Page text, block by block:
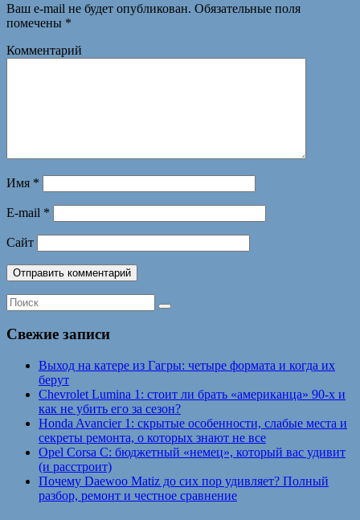
Ваш e-mail не будет опубликован. Обязательные поля
помечены *
Комментарий
Имя *
E-mail *
Сайт
Свежие записи
Выход на катере из Гагры: четыре формата и когда их
берут
Chevrolet Lumina 1: стоит ли брать «американца» 90-х и
как не убить его за сезон?
Honda Avancier 1: скрытые особенности, слабые места и
секреты ремонта, о которых знают не все
Opel Corsa C: бюджетный «немец», который вас удивит
(и расстроит)
Почему Daewoo Matiz до сих пор удивляет? Полный
разбор, ремонт и честное сравнение